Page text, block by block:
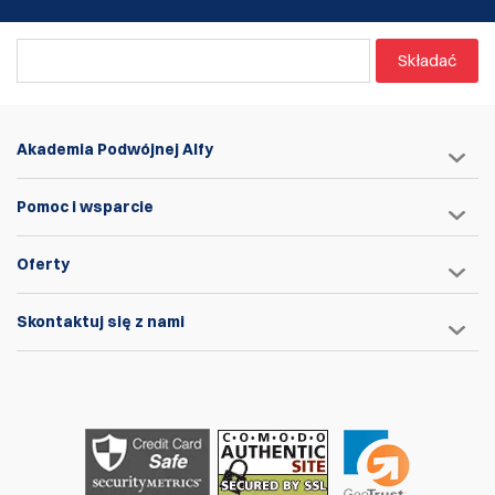
Wiele plastikowych wkładek do dostosowania do
Bogaty zestaw śrub, dzięki czemu masz
podkładka)
Stalowa płytka przechyłowa, która może być
Element montażowy do elektronicznego spustu,
wraz z śrubami montażowymi
Specjalna skrzynka EVA, idealna na późniejsze używanie
jako skrzynka na akcesoria.
Składać
Akademia Podwójnej Alfy
Pomoc i wsparcie
Oferty
Skontaktuj się z nami